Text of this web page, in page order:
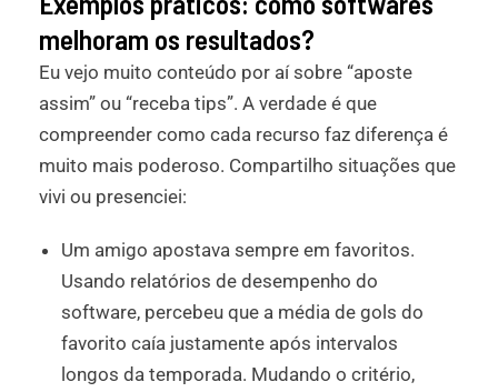
melhoram os resultados?
Eu vejo muito conteúdo por aí sobre “aposte
assim” ou “receba tips”. A verdade é que
compreender como cada recurso faz diferença é
muito mais poderoso. Compartilho situações que
vivi ou presenciei:
Um amigo apostava sempre em favoritos.
Usando relatórios de desempenho do
software, percebeu que a média de gols do
favorito caía justamente após intervalos
longos da temporada. Mudando o critério,